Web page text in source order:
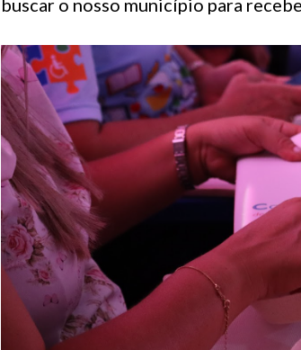
buscar o nosso município para